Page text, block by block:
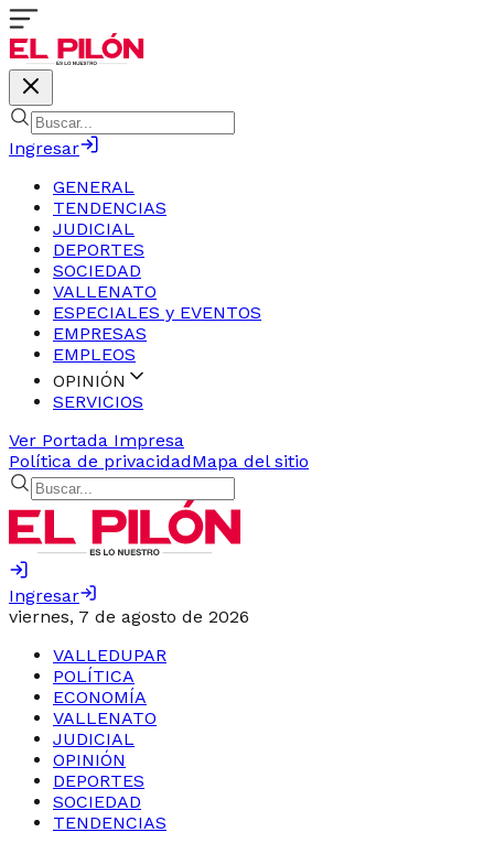
Ingresar
GENERAL
TENDENCIAS
JUDICIAL
DEPORTES
SOCIEDAD
VALLENATO
ESPECIALES y EVENTOS
EMPRESAS
EMPLEOS
OPINIÓN
SERVICIOS
Ver Portada Impresa
Política de privacidadMapa del sitio
Ingresar
viernes, 7 de agosto de 2026
VALLEDUPAR
POLÍTICA
ECONOMÍA
VALLENATO
JUDICIAL
OPINIÓN
DEPORTES
SOCIEDAD
TENDENCIAS